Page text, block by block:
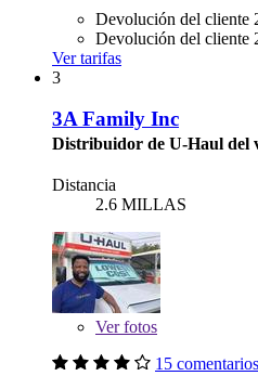
Devolución del cliente
Devolución del cliente
Ver tarifas
3
3A Family Inc
Distribuidor de U-Haul del
Distancia
2.6 MILLAS
Verfotos
15 comentarios